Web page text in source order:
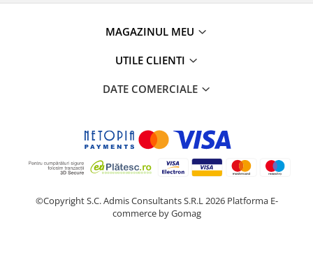
MAGAZINUL MEU
UTILE CLIENTI
DATE COMERCIALE
©Copyright S.C. Admis Consultants S.R.L 2026 Platforma E-
commerce by Gomag